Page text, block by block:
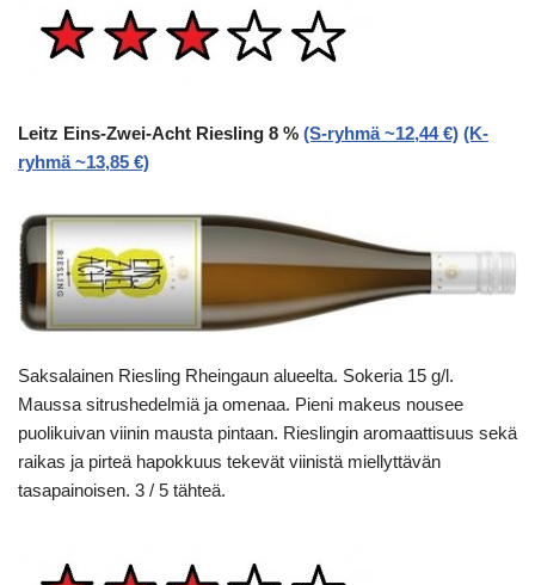
Leitz Eins-Zwei-Acht Riesling 8 % (S-ryhmä ~12,44 €) (K-
ryhmä ~13,85 €)
Saksalainen Riesling Rheingaun alueelta. Sokeria 15 g/l.
Maussa sitrushedelmiä ja omenaa. Pieni makeus nousee
puolikuivan viinin mausta pintaan. Rieslingin aromaattisuus sekä
raikas ja pirteä hapokkuus tekevät viinistä miellyttävän
tasapainoisen. 3 / 5 tähteä.